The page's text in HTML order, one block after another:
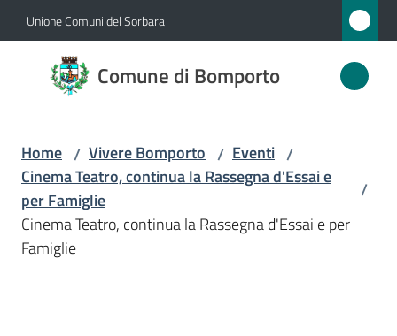
Vai al contenuto
Vai alla navigazione
Vai al footer
Unione Comuni del Sorbara
Comune di Bomporto
Comune
di
Amministrazione
Novità
Home / Vivere Bomporto / Eventi /
Cinema Teatro, continua la Rassegna d'Essai e
per Famiglie
/
Cinema Teatro, continua la Rassegna d'Essai e per
Famiglie